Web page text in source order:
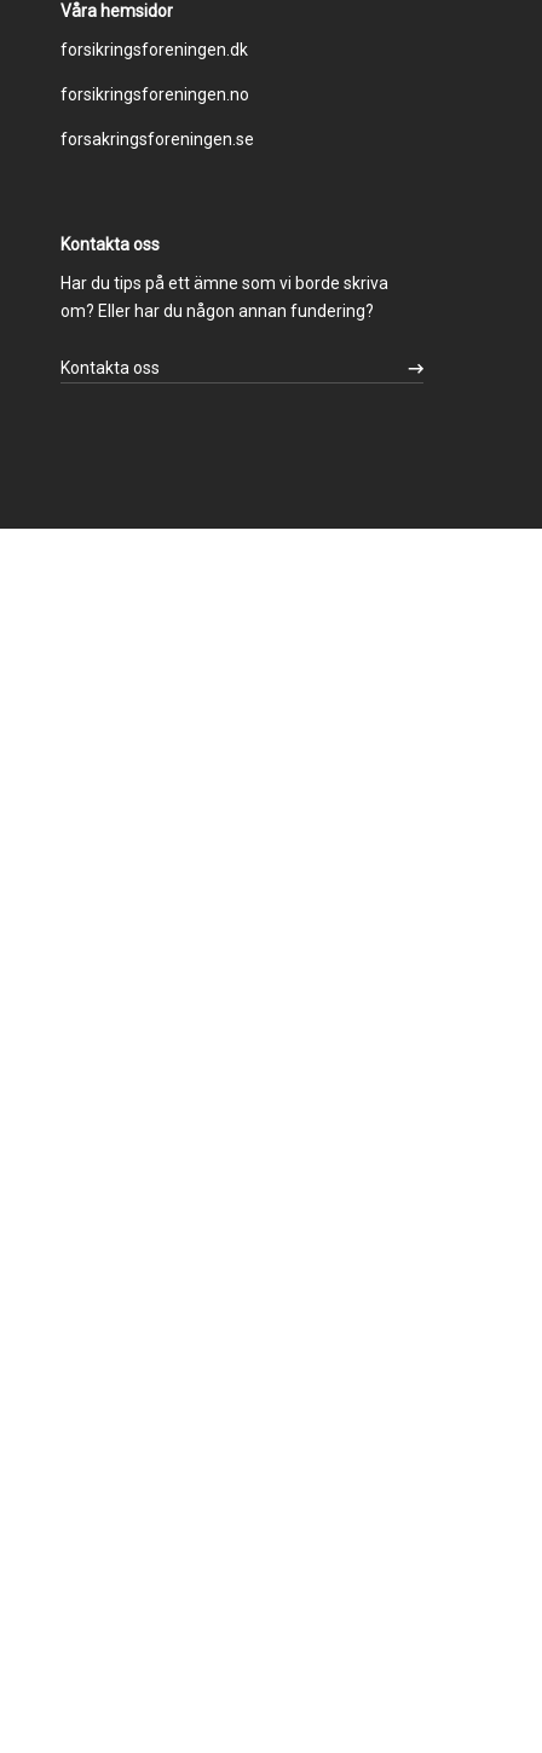
Våra hemsidor
Footer
menu
forsikringsforeningen.dk
forsikringsforeningen.no
forsakringsforeningen.se
Kontakta oss
Har du tips på ett ämne som vi borde skriva
om? Eller har du någon annan fundering?
Kontakta oss